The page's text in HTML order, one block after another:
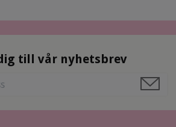
till vår nyhetsbrev